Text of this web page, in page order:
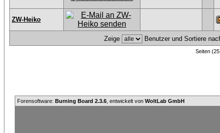
ZW-Heiko
Zeige Benutzer und Sortiere
Seiten
Forensoftware: Burning Board 2.3.6 , entwickelt von WoltLab GmbH